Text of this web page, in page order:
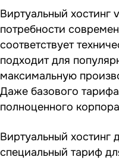
Виртуальный хостинг
потребности
соответствует
подходит для
максимальную
Даже базового
полноценного
Виртуальный хостинг
специальный тариф